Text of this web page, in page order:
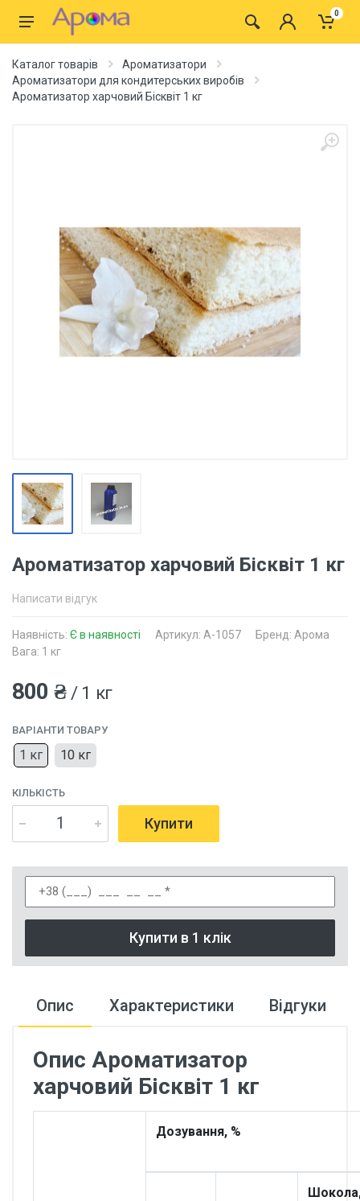
0
Каталог товарів
Ароматизатори
Ароматизатори для кондитерських виробів
Ароматизатор харчовий Бісквіт 1 кг
Ароматизатор харчовий Бісквіт 1 кг
Написати відгук
Наявність: Є в наявності Артикул: A-1057
Бренд: Арома
Вага: 1 кг
800 ₴ / 1 кг
ВАРІАНТИ ТОВАРУ
1 кг 10 кг
КІЛЬКІСТЬ
Купити
Купити в 1 клік
Опис Характеристики Відгуки
Опис Ароматизатор
харчовий Бісквіт 1 кг
Дозування, %